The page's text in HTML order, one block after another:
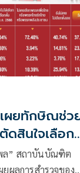
เผยทักษิณช่ว
ดสินใจเลือก
ล” สถาบันบัณฑิต
ผลการสำรวจของ